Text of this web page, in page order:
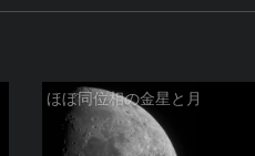
ほぼ同位相の金星と月